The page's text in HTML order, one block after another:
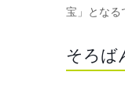
宝」となる
そろば